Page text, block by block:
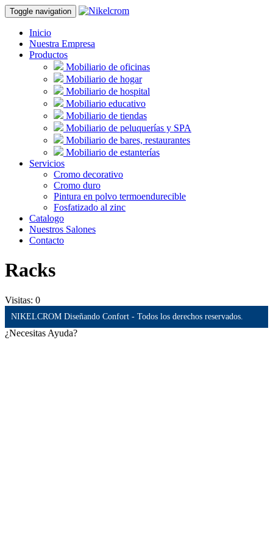
Toggle navigation
Inicio
Nuestra Empresa
Productos
Mobiliario de oficinas
Mobiliario de hogar
Mobiliario de hospital
Mobiliario educativo
Mobiliario de tiendas
Mobiliario de peluquerías y SPA
Mobiliario de bares, restaurantes
Mobiliario de estanterías
Servicios
Cromo decorativo
Cromo duro
Pintura en polvo termoendurecible
Fosfatizado al zinc
Catalogo
Nuestros Salones
Contacto
Racks
Visitas: 0
NIKELCROM Diseñando Confort - Todos los derechos reservados.
¿Necesitas Ayuda?